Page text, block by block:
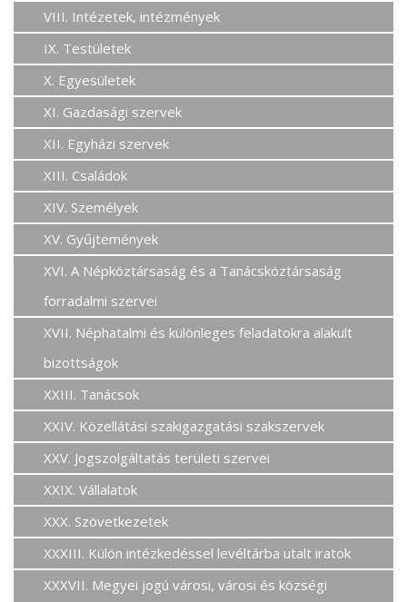
VIII. Intézetek, intézmények
IX. Testületek
X. Egyesületek
XI. Gazdasági szervek
XII. Egyházi szervek
XIII. Családok
XIV. Személyek
XV. Gyűjtemények
XVI. A Népköztársaság és a Tanácsköztársaság
forradalmi szervei
XVII. Néphatalmi és különleges feladatokra alakult
bizottságok
XXIII. Tanácsok
XXIV. Közellátási szakigazgatási szakszervek
XXV. Jogszolgáltatás területi szervei
XXIX. Vállalatok
XXX. Szövetkezetek
XXXIII. Külön intézkedéssel levéltárba utalt iratok
XXXVII. Megyei jogú városi, városi és községi